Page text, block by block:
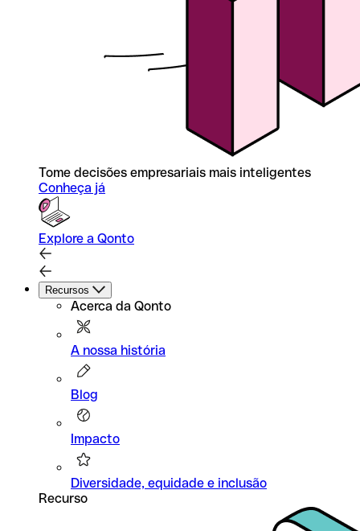
Tome decisões empresariais mais inteligentes
Conheça já
Explore a Qonto
Recursos
Acerca da Qonto
A nossa história
Blog
Impacto
Diversidade, equidade e inclusão
Recurso